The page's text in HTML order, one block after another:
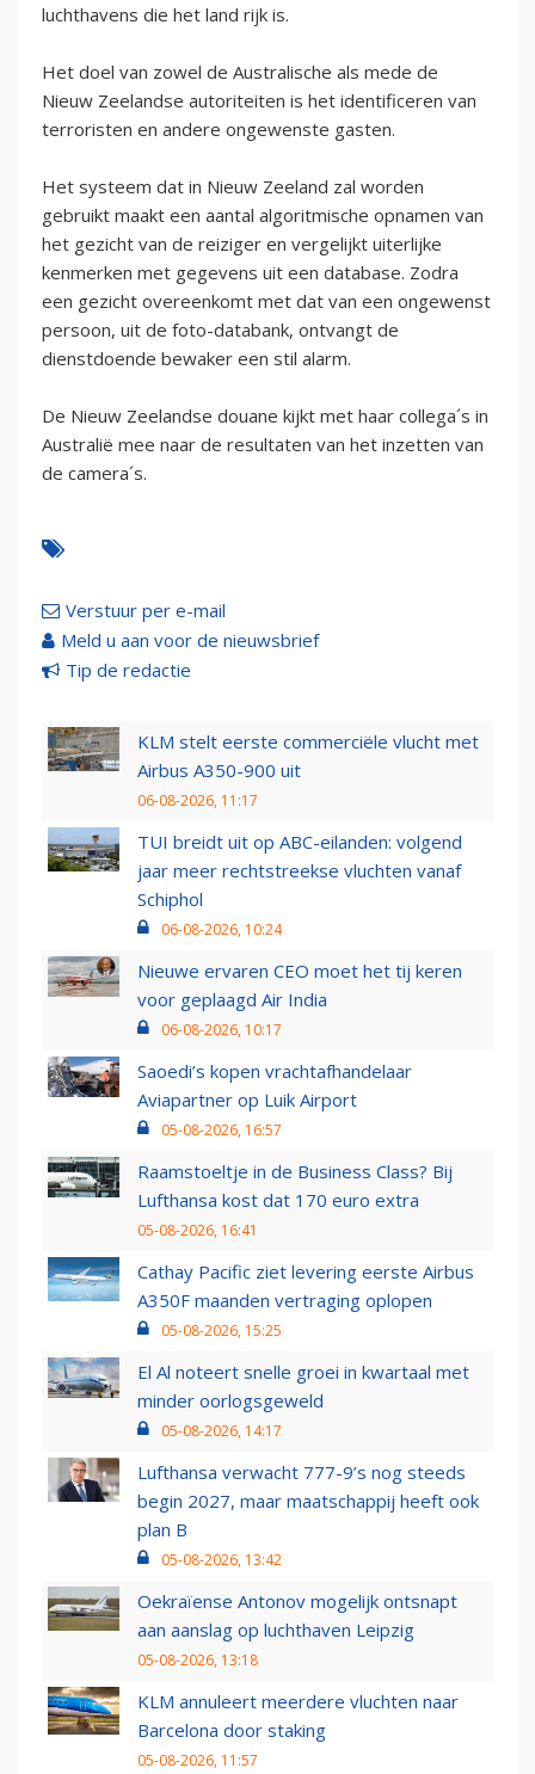
luchthavens die het land rijk is.
Het doel van zowel de Australische als mede de
Nieuw Zeelandse autoriteiten is het identificeren van
terroristen en andere ongewenste gasten.
Het systeem dat in Nieuw Zeeland zal worden
gebruikt maakt een aantal algoritmische opnamen van
het gezicht van de reiziger en vergelijkt uiterlijke
kenmerken met gegevens uit een database. Zodra
een gezicht overeenkomt met dat van een ongewenst
persoon, uit de foto-databank, ontvangt de
dienstdoende bewaker een stil alarm.
De Nieuw Zeelandse douane kijkt met haar collega´s in
Australië mee naar de resultaten van het inzetten van
de camera´s.
Verstuur per e-mail
Meld u aan voor de nieuwsbrief
Tip de redactie
KLM stelt eerste commerciële vlucht met
Airbus A350-900 uit
06-08-2026, 11:17
TUI breidt uit op ABC-eilanden: volgend
jaar meer rechtstreekse vluchten vanaf
Schiphol
06-08-2026, 10:24
Nieuwe ervaren CEO moet het tij keren
voor geplaagd Air India
06-08-2026, 10:17
Saoedi’s kopen vrachtafhandelaar
Aviapartner op Luik Airport
05-08-2026, 16:57
Raamstoeltje in de Business Class? Bij
Lufthansa kost dat 170 euro extra
05-08-2026, 16:41
Cathay Pacific ziet levering eerste Airbus
A350F maanden vertraging oplopen
05-08-2026, 15:25
El Al noteert snelle groei in kwartaal met
minder oorlogsgeweld
05-08-2026, 14:17
Lufthansa verwacht 777-9’s nog steeds
begin 2027, maar maatschappij heeft ook
plan B
05-08-2026, 13:42
Oekraïense Antonov mogelijk ontsnapt
aan aanslag op luchthaven Leipzig
05-08-2026, 13:18
KLM annuleert meerdere vluchten naar
Barcelona door staking
05-08-2026, 11:57